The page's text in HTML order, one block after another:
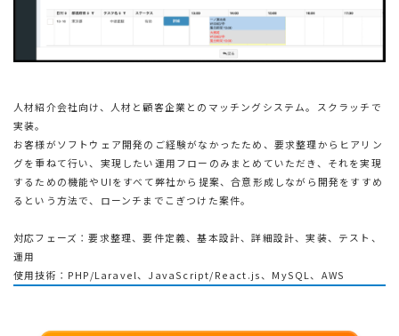
人材紹介会社向け、人材と顧客企業とのマッチングシステム。スクラッチで
実装。
お客様がソフトウェア開発のご経験がなかったため、要求整理からヒアリン
グを重ねて行い、実現したい運用フローのみまとめていただき、それを実現
するための機能やUIをすべて弊社から提案、合意形成しながら開発をすすめ
るという方法で、ローンチまでこぎつけた案件。
対応フェーズ：要求整理、要件定義、基本設計、詳細設計、実装、テスト、
運用
使用技術：PHP/Laravel、JavaScript/React.js、MySQL、AWS